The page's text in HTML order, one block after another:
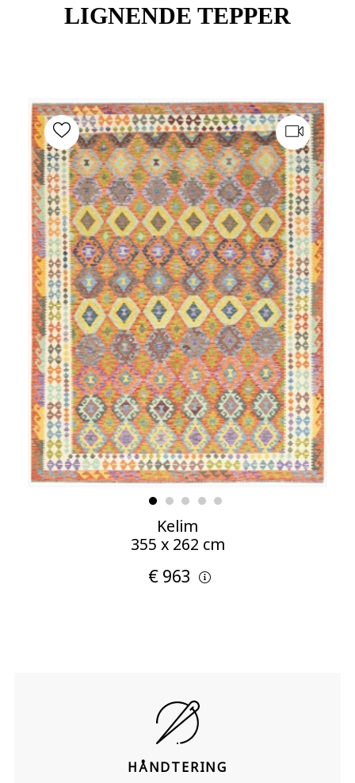
LIGNENDE TEPPER
Kelim
355 x 262 cm
€ 963
HÅNDTERING